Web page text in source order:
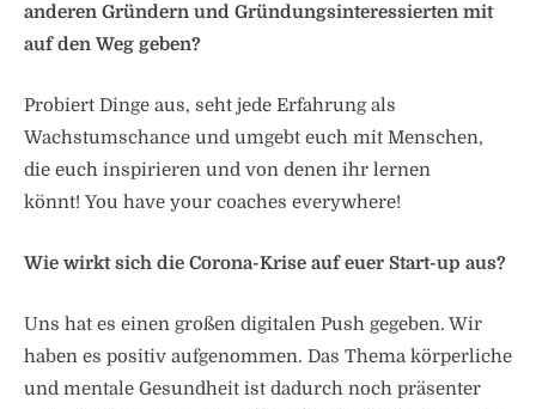
anderen Gründern und Gründungsinteressierten mit
auf den Weg geben?
Probiert Dinge aus, seht jede Erfahrung als
Wachstumschance und umgebt euch mit Menschen,
die euch inspirieren und von denen ihr lernen
könnt! You have your coaches everywhere!
Wie wirkt sich die Corona-Krise auf euer Start-up aus?
Uns hat es einen großen digitalen Push gegeben. Wir
haben es positiv aufgenommen. Das Thema körperliche
und mentale Gesundheit ist dadurch noch präsenter